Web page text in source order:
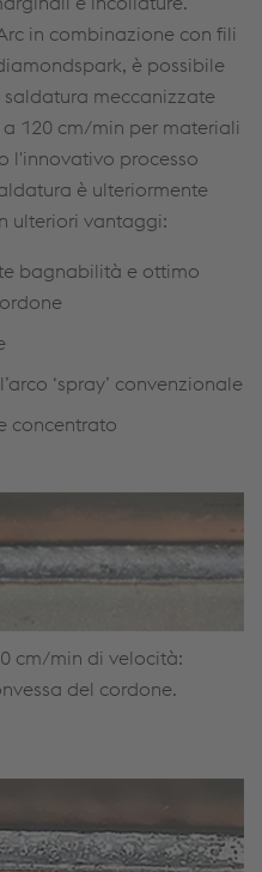
in combinazione con fili
è possibile
meccanizzate
120 cm/min per materiali
l'innovativo processo
è ulteriormente
ulteriori vantaggi:
bagnabilità e ottimo
‘spray’ convenzionale
concentrato
cm/min di velocità:
del cordone.